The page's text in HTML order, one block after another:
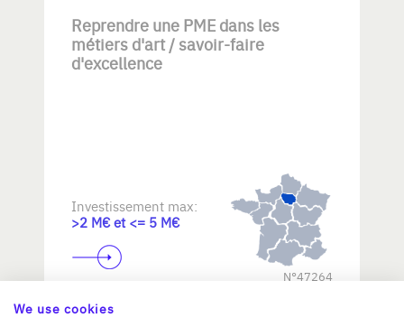
Reprendre une PME dans les
métiers d'art / savoir-faire
d'excellence
Investissement max:
>2 M€ et <= 5 M€
N°47264
We use cookies